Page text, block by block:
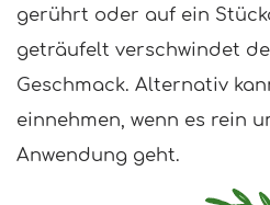
gerührt oder auf ein
geträufelt verschwindet
Geschmack. Alternativ
einnehmen, wenn es rein
Anwendung geht.